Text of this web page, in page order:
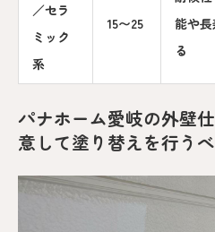
／セラ
ミック
系
15〜25
能や
る
パナホーム愛岐の外壁
意して塗り替えを行う